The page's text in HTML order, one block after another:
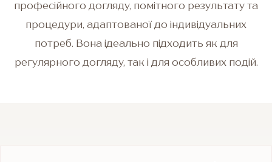
професійного догляду, помітного результату та
процедури, адаптованої до індивідуальних
потреб. Вона ідеально підходить як для
регулярного догляду, так і для особливих подій.